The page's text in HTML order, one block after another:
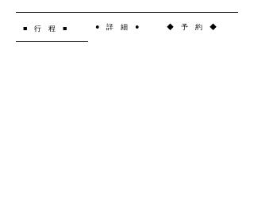
■ 行 程 ■ ● 詳 細 ● ◆ 予 約 ◆